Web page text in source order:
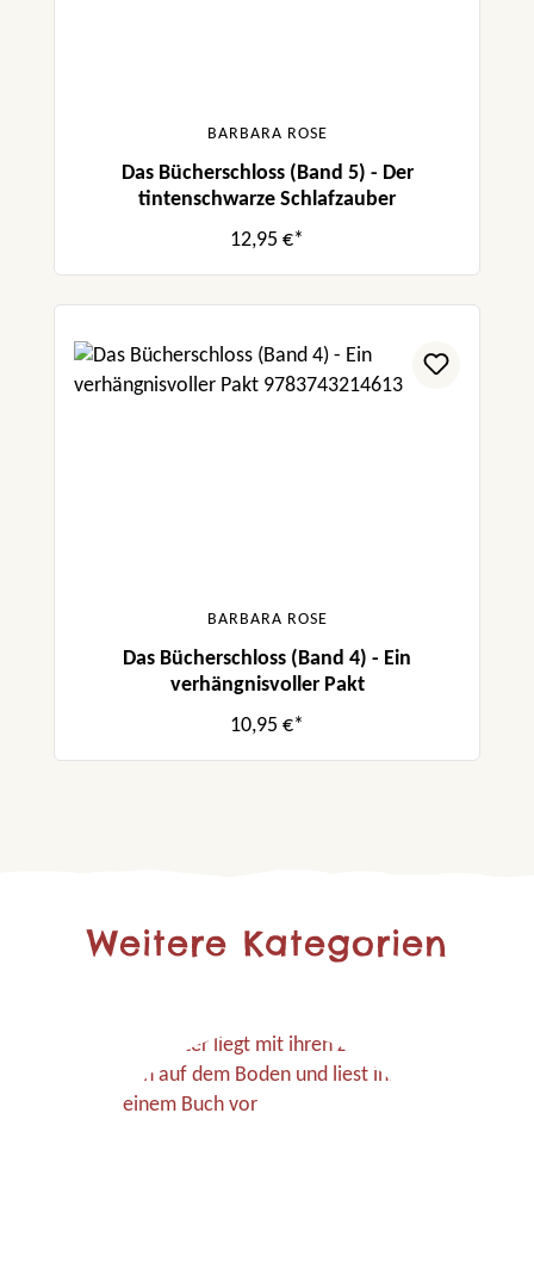
BARBARA ROSE
Das Bücherschloss (Band 5) - Der
tintenschwarze Schlafzauber
12,95 €*
BARBARA ROSE
Das Bücherschloss (Band 4) - Ein
verhängnisvoller Pakt
10,95 €*
Weitere Kategorien